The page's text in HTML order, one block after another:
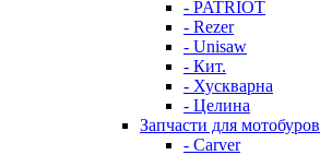
- PATRIOT
- Rezer
- Unisaw
- Кит.
- Хускварна
- Целина
Запчасти для мотобуров
- Carver